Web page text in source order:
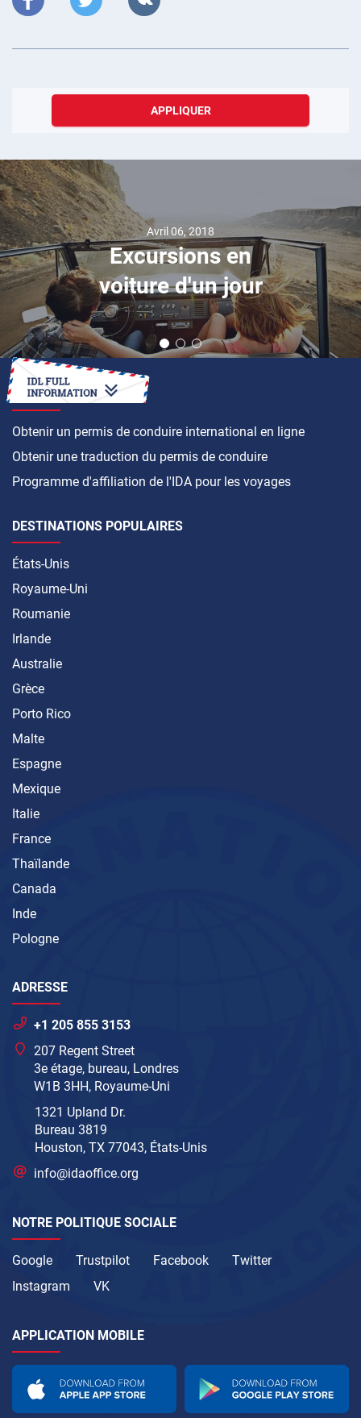
APPLIQUER
Avril 06, 2018
Excursions en
voiture d'un jour
COMMENT FAIRE
Obtenir un permis de conduire international en ligne
Obtenir une traduction du permis de conduire
Programme d'affiliation de l'IDA pour les voyages
DESTINATIONS POPULAIRES
États-Unis
Royaume-Uni
Roumanie
Irlande
Australie
Grèce
Porto Rico
Malte
Espagne
Mexique
Italie
France
Thaïlande
Canada
Inde
Pologne
ADRESSE
+1 205 855 3153
207 Regent Street
3e étage, bureau, Londres
W1B 3HH, Royaume-Uni
1321 Upland Dr.
Bureau 3819
Houston, TX 77043, États-Unis
info@idaoffice.org
NOTRE POLITIQUE SOCIALE
Google Trustpilot Facebook
Twitter
Instagram
VK
APPLICATION MOBILE